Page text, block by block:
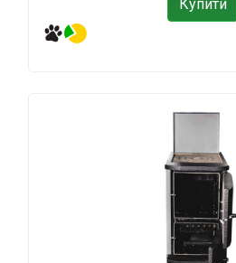
Купити